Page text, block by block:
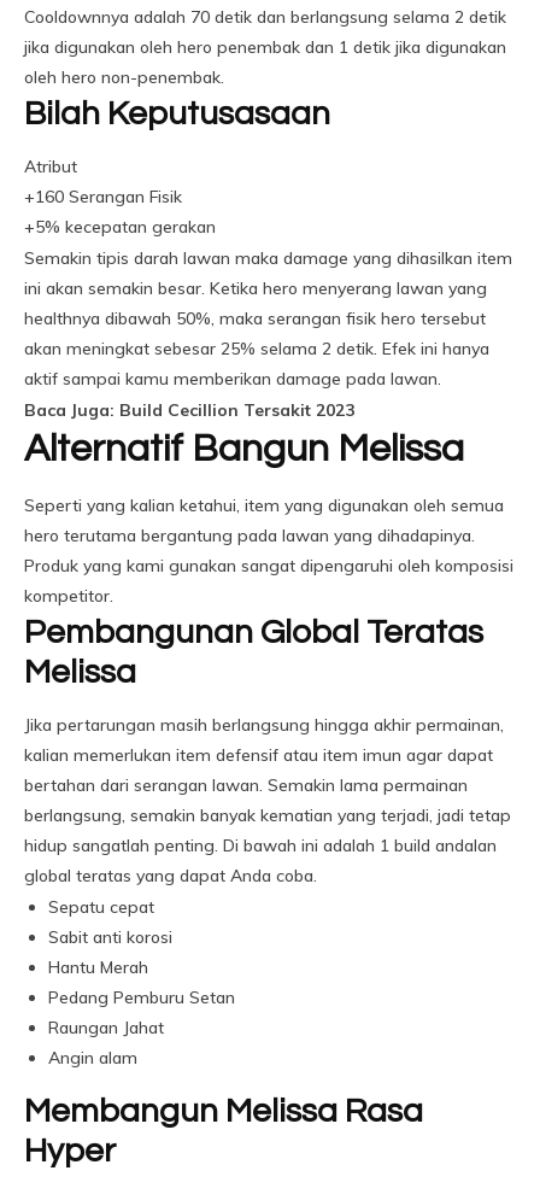
Cooldownnya adalah 70 detik dan berlangsung selama 2 detik
jika digunakan oleh hero penembak dan 1 detik jika digunakan
oleh hero non-penembak.
Bilah Keputusasaan
Atribut
+160 Serangan Fisik
+5% kecepatan gerakan
Semakin tipis darah lawan maka damage yang dihasilkan item
ini akan semakin besar. Ketika hero menyerang lawan yang
healthnya dibawah 50%, maka serangan fisik hero tersebut
akan meningkat sebesar 25% selama 2 detik. Efek ini hanya
aktif sampai kamu memberikan damage pada lawan.
Baca Juga: Build Cecillion Tersakit 2023
Alternatif Bangun Melissa
Seperti yang kalian ketahui, item yang digunakan oleh semua
hero terutama bergantung pada lawan yang dihadapinya.
Produk yang kami gunakan sangat dipengaruhi oleh komposisi
kompetitor.
Pembangunan Global Teratas
Melissa
Jika pertarungan masih berlangsung hingga akhir permainan,
kalian memerlukan item defensif atau item imun agar dapat
bertahan dari serangan lawan. Semakin lama permainan
berlangsung, semakin banyak kematian yang terjadi, jadi tetap
hidup sangatlah penting. Di bawah ini adalah 1 build andalan
global teratas yang dapat Anda coba.
Sepatu cepat
Sabit anti korosi
Hantu Merah
Pedang Pemburu Setan
Raungan Jahat
Angin alam
Membangun Melissa Rasa
Hyper